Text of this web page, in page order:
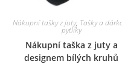
Nákupní tašky z juty, Tašky a
pytlíky
Nákupní taška z juty a
designem bílých kruhů